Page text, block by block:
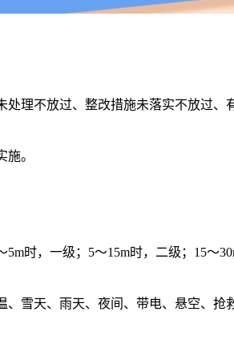
理不放过、整改措施未落实不放过、
。
时，一级；5～15m时，二级；15～
雪天、雨天、夜间、带电、悬空、